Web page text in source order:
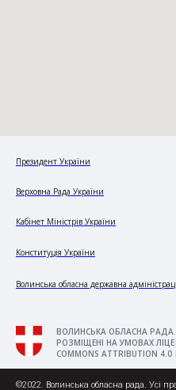
Президент України
Верховна Рада України
Кабінет Міністрів України
Конституція України
Волинська обласна державна
ВОЛИНСЬКА ОБЛАСНА
РОЗМІЩЕНІ НА УМОВАХ
COMMONS ATTRIBUTION 4.0
©2022. Волинська обласна рада. Усі